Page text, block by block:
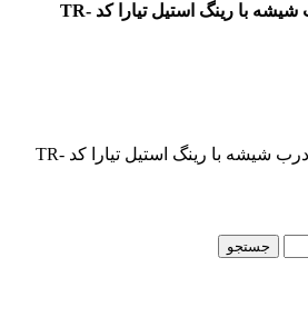
تابه سایز 24 دو دسته درب شیشه با رینگ استیل تیارا کد TR-
تابه سایز 24 دو دسته درب شیشه با رینگ استیل تیارا کد TR-
جستجو